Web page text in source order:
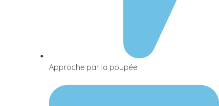
Approche par la poupée